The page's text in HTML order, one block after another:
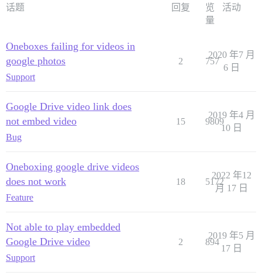
话题 回复
览
量
活动
Oneboxes failing for videos in
google photos
Support
2 757
2020 年7 月
6 日
Google Drive video link does
not embed video
Bug
15 9809
2019 年4 月
10 日
Oneboxing google drive videos
does not work
Feature
18 5172
2022 年12
月 17 日
Not able to play embedded
Google Drive video
Support
2 894
2019 年5 月
17 日